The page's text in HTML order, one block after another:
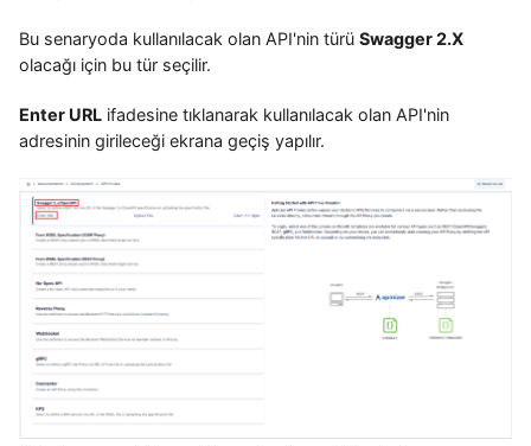
Bu senaryoda kullanılacak olan API'nin türü Swagger 2.X
olacağı için bu tür seçilir.
Enter URL ifadesine tıklanarak kullanılacak olan API'nin
adresinin girileceği ekrana geçiş yapılır.